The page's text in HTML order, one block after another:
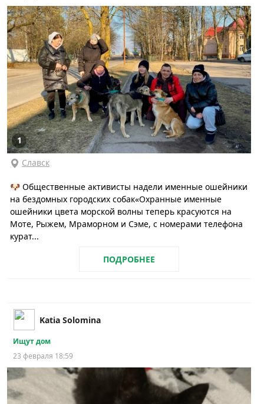
1
Славск
🐶 Общественные активисты надели именные ошейники
на бездомных городских собак«Охранные именные
ошейники цвета морской волны теперь красуются на
Моте, Рыжем, Мраморном и Сэме, с номерами телефона
курат...
ПОДРОБНЕЕ
Katia Solomina
Ищут дом
23 февраля 18:59